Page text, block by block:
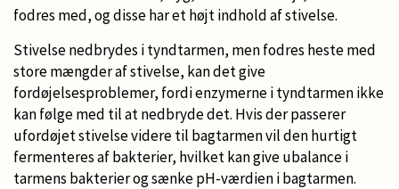
fodres med, og disse har et højt indhold af stivelse.
Stivelse nedbrydes i tyndtarmen, men fodres heste med
store mængder af stivelse, kan det give
fordøjelsesproblemer, fordi enzymerne i tyndtarmen ikke
kan følge med til at nedbryde det. Hvis der passerer
ufordøjet stivelse videre til bagtarmen vil den hurtigt
fermenteres af bakterier, hvilket kan give ubalance i
tarmens bakterier og sænke pH-værdien i bagtarmen.